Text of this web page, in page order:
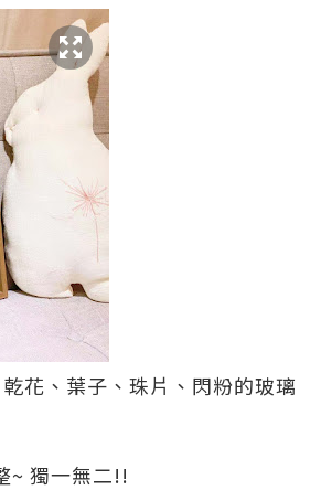
花、葉子、珠片、閃粉的玻璃
~ 獨一無二!!